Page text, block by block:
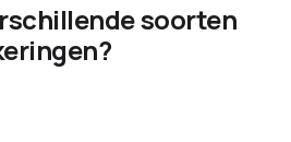
soorten